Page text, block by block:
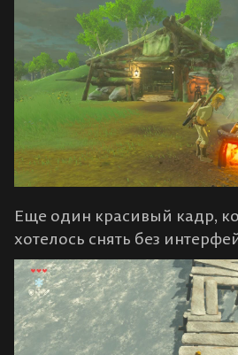
Еще один красивый кадр,
хотелось снять без